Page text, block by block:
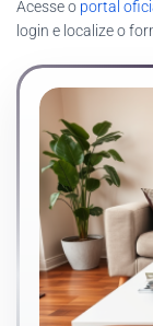
Acesse o portal
login e localize o